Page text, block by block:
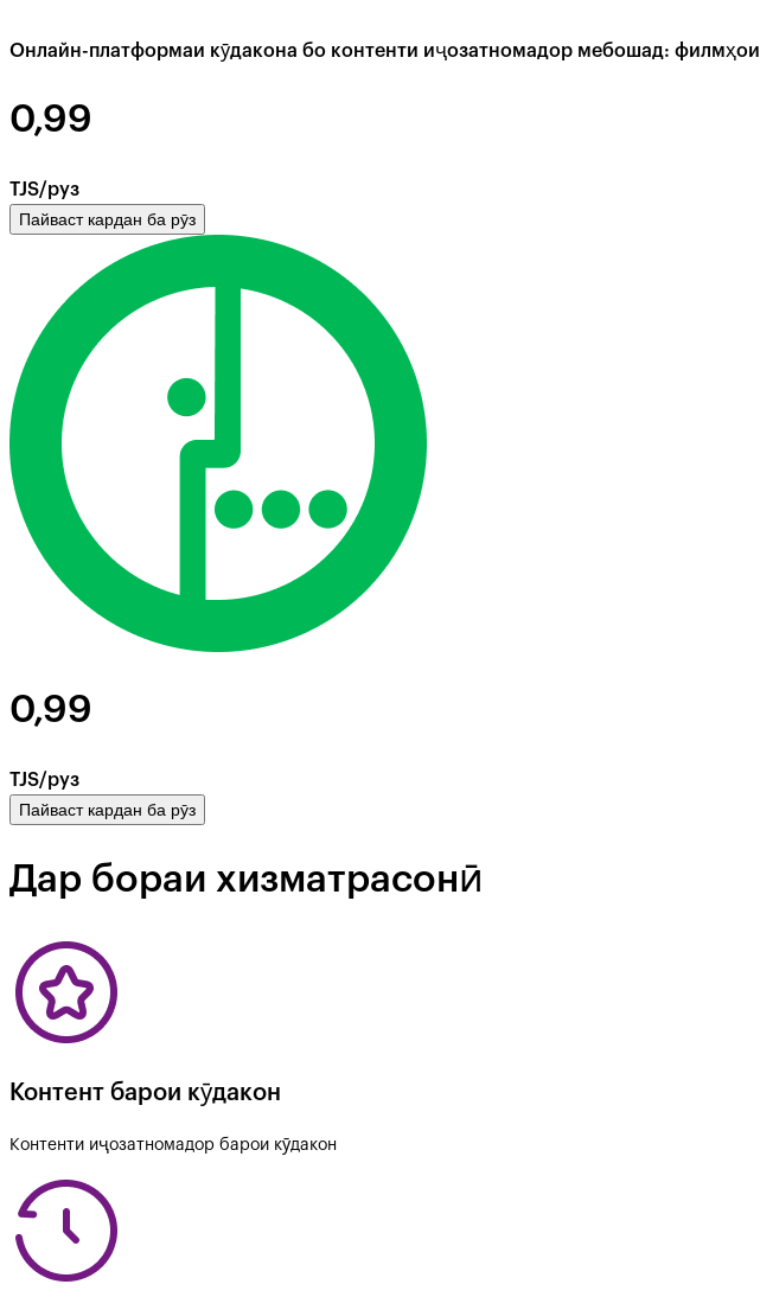
Онлайн-платформаи кӯдакона бо контенти иҷозатномадор мебошад:
0,99
TJS/руз
Пайваст кардан ба рӯз
0,99
TJS/руз
Пайваст кардан ба рӯз
Дар бораи хизматрасонӣ
Контент барои кӯдакон
Контенти иҷозатномадор барои кӯдакон